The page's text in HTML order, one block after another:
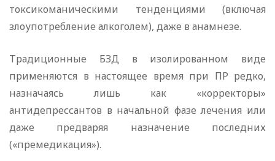
токсикоманическими тенденциями (включая
злоупотребление алкоголем), даже в анамнезе.
Традиционные БЗД в изолированном виде
применяются в настоящее время при ПР редко,
назначаясь лишь как «корректоры»
антидепрессантов в начальной фазе лечения или
даже предваряя назначение последних
(«премедикация»).